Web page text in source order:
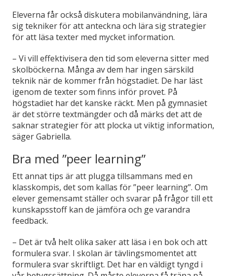
Eleverna får också diskutera mobilanvändning, lära
sig tekniker för att anteckna och lära sig strategier
för att läsa texter med mycket information.
– Vi vill effektivisera den tid som eleverna sitter med
skolböckerna. Många av dem har ingen särskild
teknik när de kommer från högstadiet. De har läst
igenom de texter som finns inför provet. På
högstadiet har det kanske räckt. Men på gymnasiet
är det större textmängder och då märks det att de
saknar strategier för att plocka ut viktig information,
säger Gabriella.
Bra med ”peer learning”
Ett annat tips är att plugga tillsammans med en
klasskompis, det som kallas för ”peer learning”. Om
elever gemensamt ställer och svarar på frågor till ett
kunskapsstoff kan de jämföra och ge varandra
feedback.
– Det är två helt olika saker att läsa i en bok och att
formulera svar. I skolan är tävlingsmomentet att
formulera svar skriftligt. Det har en väldigt tyngd i